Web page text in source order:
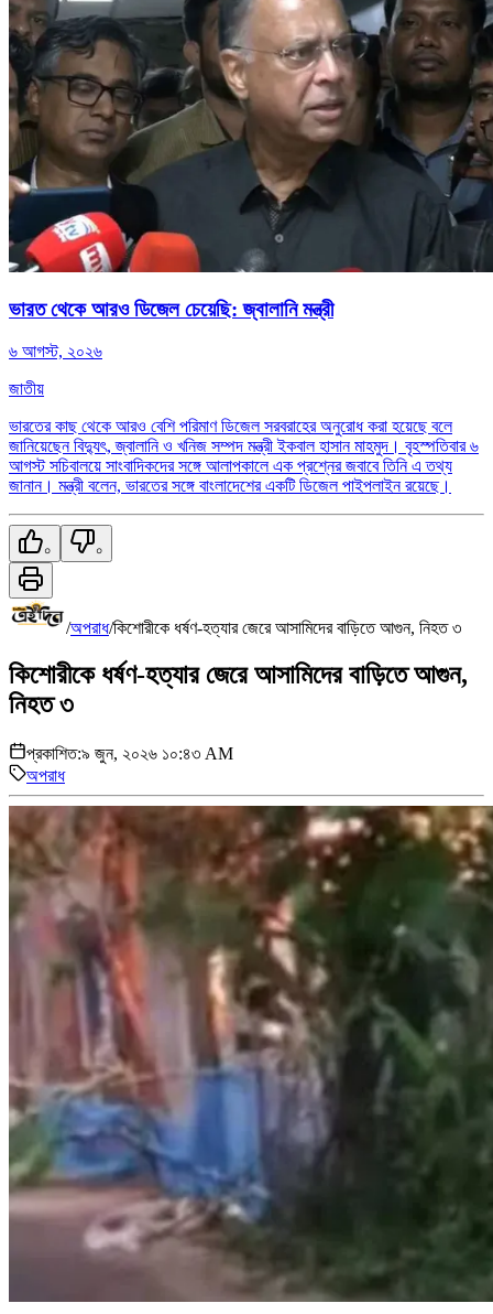
ভারত থেকে আরও ডিজেল চেয়েছি: জ্বালানি মন্ত্রী
৬ আগস্ট, ২০২৬
জাতীয়
ভারতের কাছ থেকে আরও বেশি পরিমাণ ডিজেল সরবরাহের অনুরোধ করা হয়েছে বলে
জানিয়েছেন বিদ্যুৎ, জ্বালানি ও খনিজ সম্পদ মন্ত্রী ইকবাল হাসান মাহমুদ। বৃহস্পতিবার ৬
আগস্ট সচিবালয়ে সাংবাদিকদের সঙ্গে আলাপকালে এক প্রশ্নের জবাবে তিনি এ তথ্য
জানান। মন্ত্রী বলেন, ভারতের সঙ্গে বাংলাদেশের একটি ডিজেল পাইপলাইন রয়েছে।
০ ০
/অপরাধ/কিশোরীকে ধর্ষণ-হত্যার জেরে আসামিদের বাড়িতে আগুন, নিহত ৩
কিশোরীকে ধর্ষণ-হত্যার জেরে আসামিদের বাড়িতে আগুন,
নিহত ৩
প্রকাশিত:৯ জুন, ২০২৬ ১০:৪৩ AM
অপরাধ